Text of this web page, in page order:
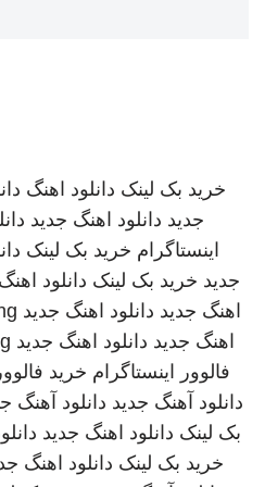
خرید بک لینک دانلود اهنگ
جدید دانلود اهنگ جدید
اینستاگرام خرید بک لینک
جدید خرید بک لینک دانلود
اهنگ جدید دانلود اهنگ جدید
اهنگ جدید دانلود اهنگ جدید
فالوور اینستاگرام خرید
دانلود آهنگ جدید دانلود آهنگ
بک لینک دانلود اهنگ جدید
خرید بک لینک دانلود اهنگ